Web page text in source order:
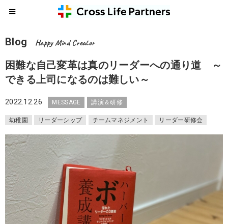
Blog Happy Mind Creator
困難な自己変革は真のリーダーへの通り道 ～
できる上司になるのは難しい～
2022.12.26 MESSAGE 講演＆研修
幼稚園 リーダーシップ チームマネジメント リーダー研修会